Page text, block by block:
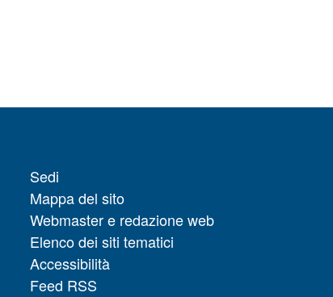
Sedi
Mappa del sito
Webmaster e redazione web
Elenco dei siti tematici
Accessibilità
Feed RSS